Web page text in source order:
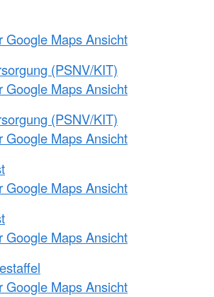
Google Maps Ansicht
(PSNV/KIT)
Google Maps Ansicht
(PSNV/KIT)
Google Maps Ansicht
Google Maps Ansicht
Google Maps Ansicht
Google Maps Ansicht